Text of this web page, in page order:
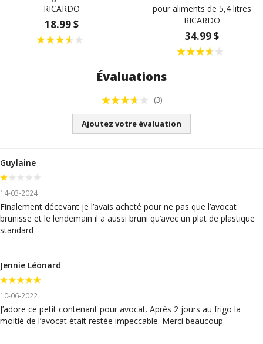
RICARDO
18.99 $
pour aliments de 5,4 litres
RICARDO
34.99 $
Évaluations
(3)
Ajoutez votre évaluation
Guylaine
14-03-2024
Finalement décevant je l’avais acheté pour ne pas que l’avocat
brunisse et le lendemain il a aussi bruni qu’avec un plat de plastique
standard
Jennie Léonard
10-06-2022
J’adore ce petit contenant pour avocat. Après 2 jours au frigo la
moitié de l’avocat était restée impeccable. Merci beaucoup